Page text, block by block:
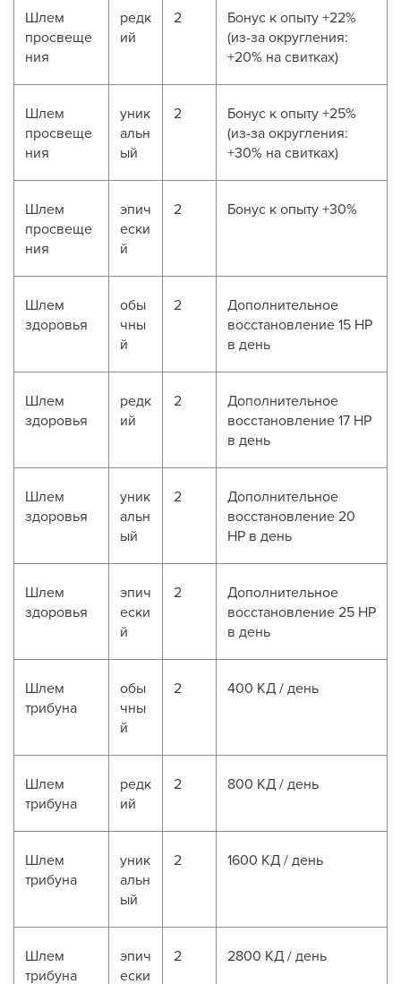
Шлем
просвеще
ния
редк
ий
2
Бонус к опыту +22%
(из-за округления:
+20% на свитках)
Шлем
просвеще
ния
уник
альн
ый
2
Бонус к опыту +25%
(из-за округления:
+30% на свитках)
Шлем
просвеще
ния
эпич
ески
й
2 Бонус к опыту +30%
Шлем
здоровья
обы
чны
й
2
Дополнительное
восстановление 15 HP
в день
Шлем
здоровья
редк
ий
2
Дополнительное
восстановление 17 HP
в день
Шлем
здоровья
уник
альн
ый
2
Дополнительное
восстановление 20
HP в день
Шлем
здоровья
эпич
ески
й
2
Дополнительное
восстановление 25 HP
в день
Шлем
трибуна
обы
чны
й
2 400 КД / день
Шлем
трибуна
редк
ий
2 800 КД / день
Шлем
трибуна
уник
альн
ый
2 1600 КД / день
Шлем
трибуна
эпич
ески
2 2800 КД / день